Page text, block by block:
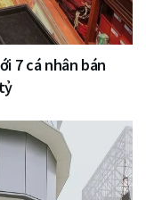
7 cá nhân bán